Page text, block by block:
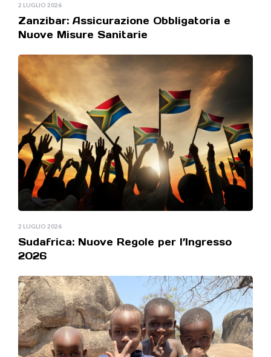
2 LUGLIO 2026
Zanzibar: Assicurazione Obbligatoria e
Nuove Misure Sanitarie
2 LUGLIO 2026
Sudafrica: Nuove Regole per l’Ingresso
2026